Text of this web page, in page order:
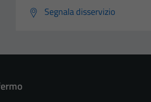
Segnala disservizio